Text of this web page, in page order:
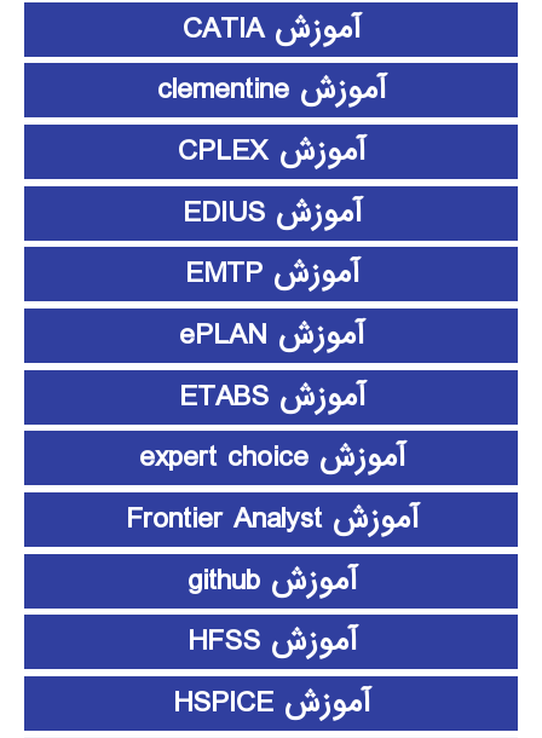
آموزش CATIA
آموزش clementine
آموزش CPLEX
آموزش EDIUS
آموزش EMTP
آموزش ePLAN
آموزش ETABS
آموزش expert choice
آموزش Frontier Analyst
آموزش github
آموزش HFSS
آموزش HSPICE